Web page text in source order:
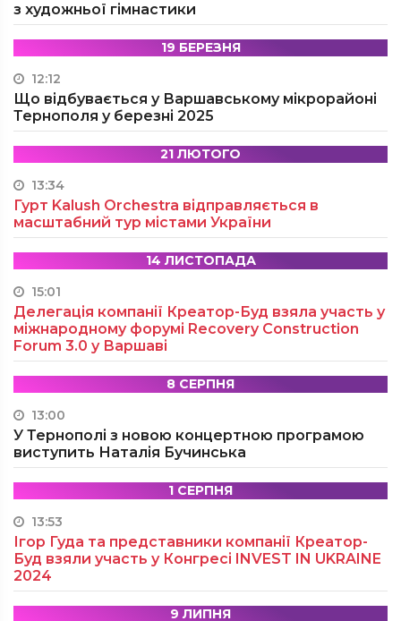
з художньої гімнастики
19 БЕРЕЗНЯ
12:12
Що відбувається у Варшавському мікрорайоні
Тернополя у березні 2025
21 ЛЮТОГО
13:34
Гурт Kalush Orchestra відправляється в
масштабний тур містами України
14 ЛИСТОПАДА
15:01
Делегація компанії Креатор-Буд взяла участь у
міжнародному форумі Recovery Construction
Forum 3.0 у Варшаві
8 СЕРПНЯ
13:00
У Тернополі з новою концертною програмою
виступить Наталія Бучинська
1 СЕРПНЯ
13:53
Ігор Гуда та представники компанії Креатор-
Буд взяли участь у Конгресі INVEST IN UKRAINE
2024
9 ЛИПНЯ